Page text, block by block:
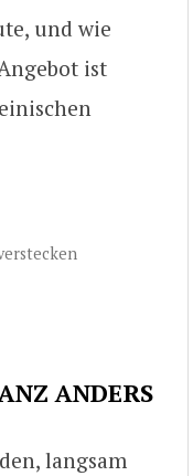
und wie
ist
ANDERS
langsam